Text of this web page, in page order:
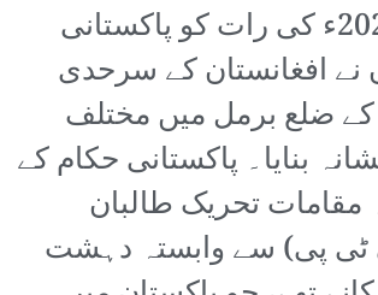
24دسمبر 2024ء کی رات کو پاکستانی
افغانستان کے سرحدی
کے ضلع برمل میں مختلف
بنایا۔ پاکستانی حکام کے
تحریک طالبان
ٹی پی) سے وابستہ دہشت